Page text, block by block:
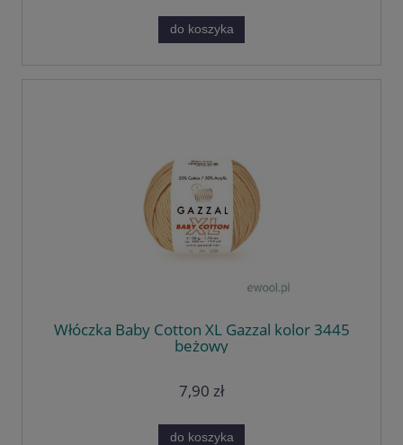
do koszyka
Włóczka Baby Cotton XL Gazzal kolor 3445
beżowy
7,90 zł
do koszyka